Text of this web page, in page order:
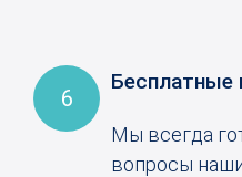
6
Бесплатные
Мы всегда
вопросы